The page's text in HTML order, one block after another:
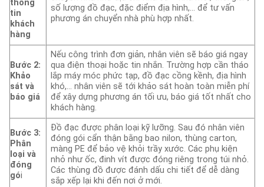
thông
tin
khách
hàng
số lượng đồ đạc, đặc điểm địa hình,… để tư vấn
phương án chuyển nhà phù hợp nhất.
Bước 2:
Khảo
sát và
báo giá
Nếu công trình đơn giản, nhân viên sẽ báo giá ngay
qua điện thoại hoặc tin nhắn. Trường hợp cần tháo
lắp máy móc phức tạp, đồ đạc cồng kềnh, địa hình
khó,… nhân viên sẽ tới khảo sát hoàn toàn miễn phí
để xây dựng phương án tối ưu, báo giá tốt nhất cho
khách hàng.
Bước 3:
Phân
loại và
đóng
gói
Đồ đạc được phân loại kỹ lưỡng. Sau đó nhân viên
đóng gói cẩn thận bằng bao nilon, thùng carton,
màng PE để bảo vệ khỏi trầy xước. Các phụ kiện
nhỏ như ốc, đinh vít được đóng riêng trong túi nhỏ.
Các thùng đồ được đánh dấu chi tiết để dễ dàng
sắp xếp lại khi đến nơi ở mới.